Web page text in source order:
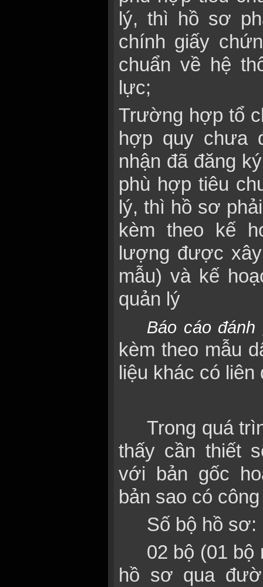
lý, thì hồ sơ
chính giấy
chuẩn về hệ
lực;
Trường hợp tổ
hợp quy chưa
nhận đã đăng
phù hợp tiêu
lý, thì hồ sơ
kèm theo kế
lượng được
mẫu) và kế
quản lý
Báo cáo
kèm theo mẫu
liệu khác có liên
Trong quá
thấy cần thiết
với bản gốc
bản sao có
Số bộ hồ sơ:
02 bộ (01
hồ sơ qua